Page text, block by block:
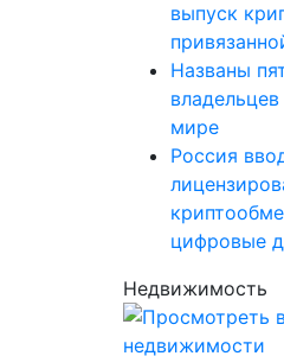
выпуск
Названы
мире
Россия
цифровые
Недвижимость